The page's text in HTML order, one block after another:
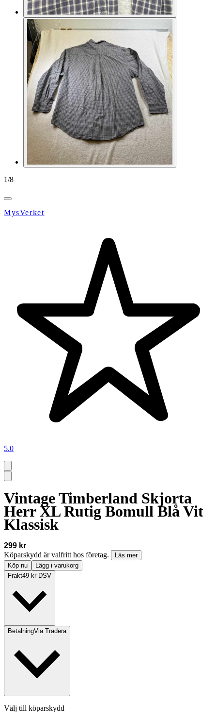
1/8
MysVerket
5.0
Vintage Timberland Skjorta
Herr XL Rutig Bomull Blå Vit
Klassisk
299 kr
Köparskydd är valfritt hos företag.
Läs mer
Köp nu
Lägg i varukorg
Frakt49 kr DSV
BetalningVia Tradera
Välj till köparskydd